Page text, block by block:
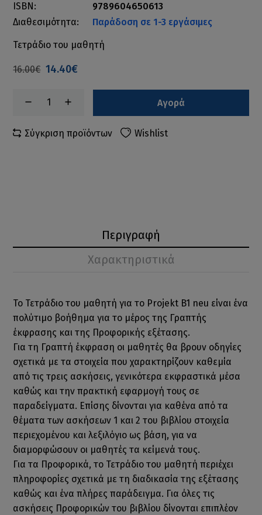
ISBN:
9789604650613
Διαθεσιμότητα:
Παράδοση σε 1-3 εργάσιμες
Τετράδιο του μαθητή
16.00€ 14.40€
Αγορά
Σύγκριση προϊόντων Wishlist
Περιγραφή
Χαρακτηριστικά
Το Τετράδιο του μαθητή για το Projekt B1 neu είναι ένα
πολύτιμο βοήθημα για το μέρος της Γραπτής
έκφρασης και της Προφορικής εξέτασης.
Για τη Γραπτή έκφραση οι μαθητές θα βρουν οδηγίες
σχετικά με τα στοιχεία που χαρακτηρίζουν καθεμία
από τις τρεις ασκήσεις, γενικότερα εκφραστικά μέσα
καθώς και την πρακτική εφαρμογή τους σε
παραδείγματα. Επίσης δίνονται για καθένα από τα
θέματα των ασκήσεων 1 και 2 του βιβλίου στοιχεία
περιεχομένου και λεξιλόγιο ως βάση, για να
διαμορφώσουν οι μαθητές τα κείμενά τους.
Για τα Προφορικά, το Τετράδιο του μαθητή περιέχει
πληροφορίες σχετικά με τη διαδικασία της εξέτασης
καθώς και ένα πλήρες παράδειγμα. Για όλες τις
ασκήσεις Προφορικών του βιβλίου δίνονται επιπλέον